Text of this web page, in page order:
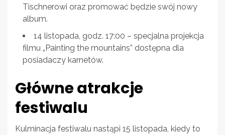
Tischnerowi oraz promować będzie swój nowy
album.
14 listopada, godz. 17:00 – specjalna projekcja
filmu „Painting the mountains” dostępna dla
posiadaczy karnetów.
Główne atrakcje
festiwalu
Kulminacja festiwalu nastąpi 15 listopada, kiedy to